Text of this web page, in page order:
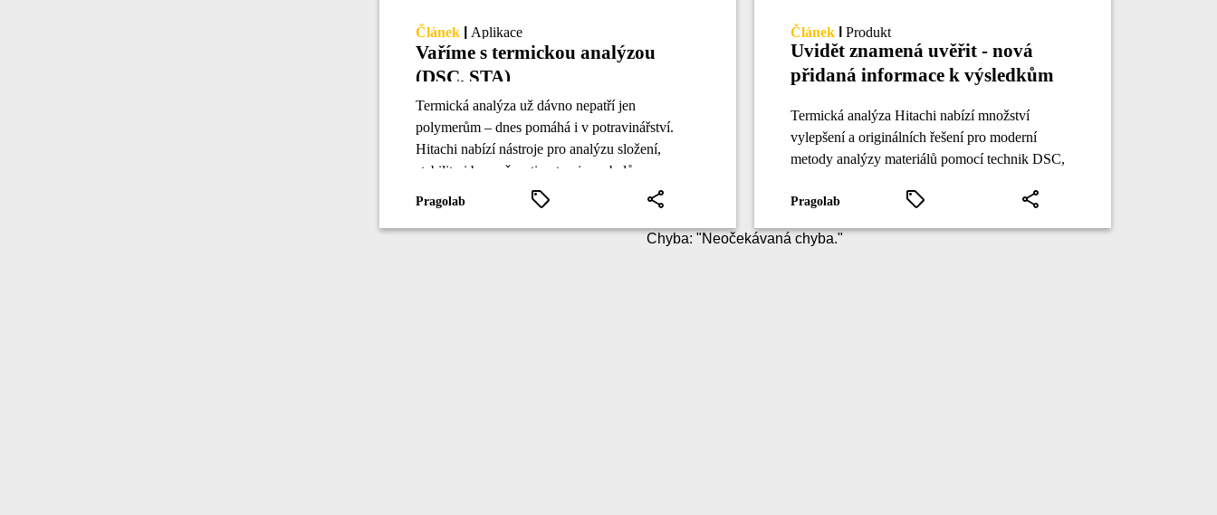
Článek Aplikace
Vaříme s termickou analýzou
(DSC, STA)
Termická analýza už dávno nepatří jen
polymerům – dnes pomáhá i v potravinářství.
Hitachi nabízí nástroje pro analýzu složení,
stability i bezpečnosti potravin a obalů.
Pragolab
Článek Produkt
Uvidět znamená uvěřit - nová
přidaná informace k výsledkům
Termická analýza Hitachi nabízí množství
vylepšení a originálních řešení pro moderní
metody analýzy materiálů pomocí technik DSC,
Pragolab
Chyba: "Neočekávaná chyba."